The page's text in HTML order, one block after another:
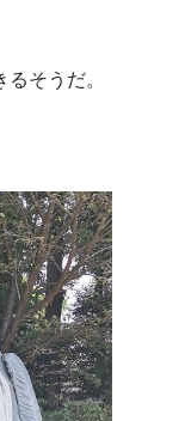
そうだ。